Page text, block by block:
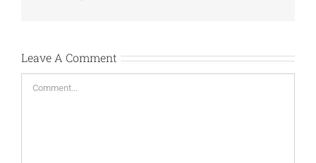
Leave A Comment